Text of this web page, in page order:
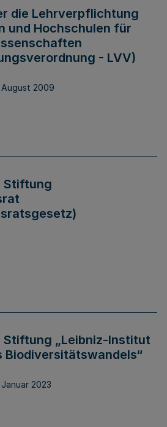
die Lehrverpflichtung
und Hochschulen für
- LVV)
August 2009
Stiftung
Stiftung „Leibniz-Institut
Biodiversitätswandels“
Januar 2023